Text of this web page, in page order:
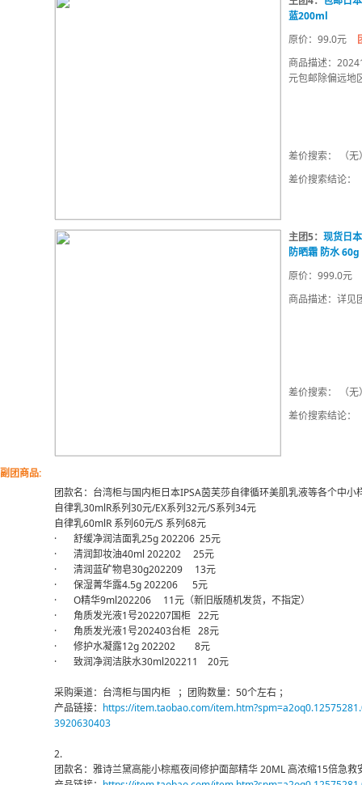
蓝200ml
原价：99.0元
商品描述：
元包邮除偏远地
差价搜索： （无
差价搜索结论：
主团5： 现货日
防晒霜 防水
原价：999.0元
商品描述：详见
差价搜索： （无
差价搜索结论：
副团商品:
团款名：台湾柜与国内柜日本IPSA茵芙莎自律循环美肌乳液等各个中小
自律乳30mlR系列30元/EX系列32元/S系列34元
自律乳60mlR 系列60元/S 系列68元
· 舒缓净润洁面乳25g 202206 25元
· 清润卸妆油40ml 202202 25元
· 清润蓝矿物皂30g202209 13元
· 保湿菁华露4.5g 202206 5元
· O精华9ml202206 11元（新旧版随机发货，不指定）
· 角质发光液1号202207国柜 22元
· 角质发光液1号202403台柜 28元
· 修护水凝露12g 202202 8元
· 致润净润洁肤水30ml202211 20元
采购渠道：台湾柜与国内柜 ；团购数量：50个左右 ；
产品链接： https://item.taobao.com/
3920630403
2.
团款名：雅诗兰黛高能小棕瓶夜间修护面部精华 20ML 高浓缩15倍急